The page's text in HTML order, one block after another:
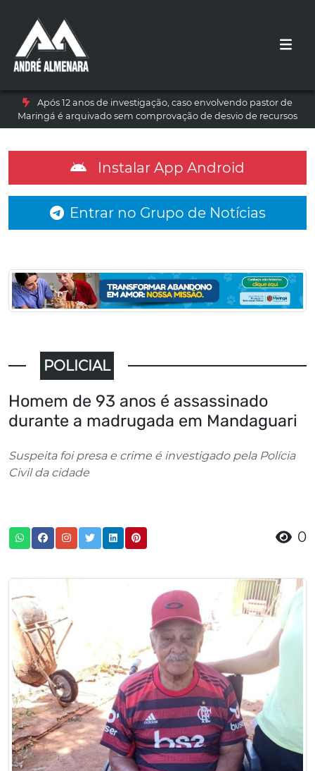
Após 12 anos de investigação, caso envolvendo pastor de
Maringá é arquivado sem comprovação de desvio de recursos
Instalar App Android
Entrar no Grupo de Notícias
POLICIAL
Homem de 93 anos é assassinado
durante a madrugada em Mandaguari
Suspeita foi presa e crime é investigado pela Polícia
Civil da cidade
0